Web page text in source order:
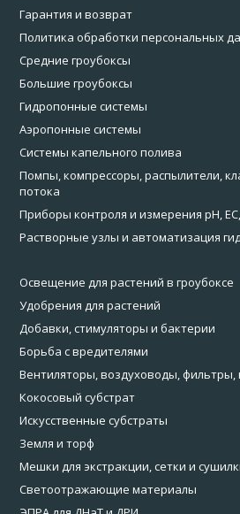
Гарантия и возврат
Политика обработки персональных
Средние гроубоксы
Большие гроубоксы
Гидропонные системы
Аэропонные системы
Системы капельного полива
Помпы, компрессоры, распылители,
потока
Приборы контроля и измерения pH,
Растворные узлы и автоматизация
Освещение для растений в гроубоксе
Удобрения для растений
Добавки, стимуляторы и бактерии
Борьба с вредителями
Вентиляторы, воздуховоды,
Кокосовый субстрат
Искусственные субстраты
Земля и торф
Мешки для экстракции, сетки и
Светоотражающие материалы